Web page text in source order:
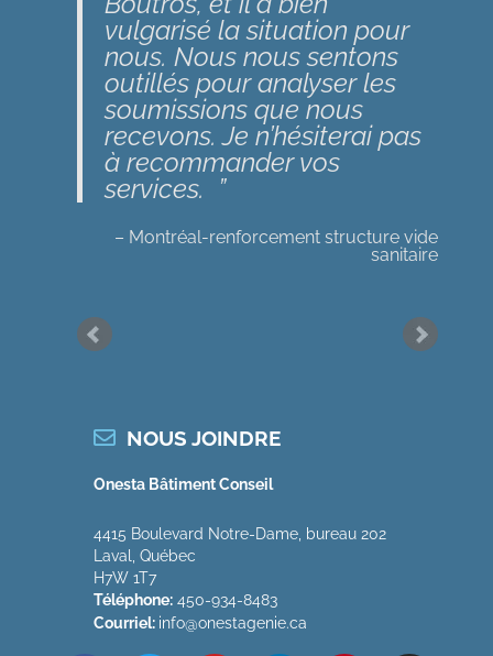
vulgarisé la situation pour
nous. Nous nous sentons
outillés pour analyser les
soumissions que nous
recevons. Je n’hésiterai pas
à recommander vos
services.
Montréal-renforcement structure vide
sanitaire
professionnels de M.
Boutros. Il m’a fourni une
Merci pour la
l’expertise. Nous en sommes
reconnaissant.
Laval-humidité au sous-sol
Nous avons
NOUS JOINDRE
Onesta Bâtiment Conseil
4415 Boulevard Notre-Dame, bureau 202
Laval, Québec
H7W 1T7
Téléphone: 450-934-8483
Courriel: info@onestagenie.ca